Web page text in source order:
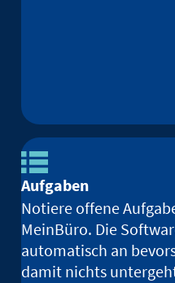
Aufgaben
Notiere offene
MeinBüro. Die
automatisch an
damit nichts